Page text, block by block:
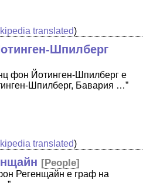
translated)
Шпилберг
фон Йотинген-Шпилберг е
Шпилберг, Бавария …”
translated)
[People]
Регенщайн е граф на